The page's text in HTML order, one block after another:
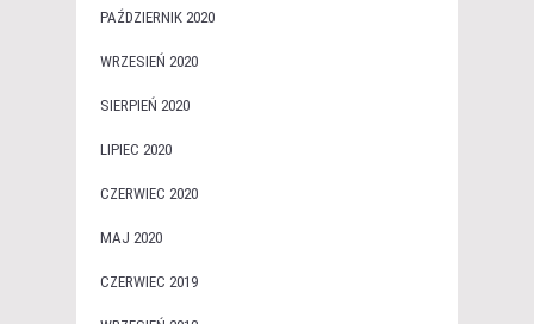
PAŹDZIERNIK 2020
WRZESIEŃ 2020
SIERPIEŃ 2020
LIPIEC 2020
CZERWIEC 2020
MAJ 2020
CZERWIEC 2019